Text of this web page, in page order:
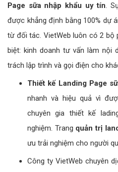
Page sữa nhập khẩu uy tín.
được khẳng định bằng 100% dự
từ đối tác. VietWeb luôn có 2 bộ
biệt: kinh doanh tư vấn làm nội
trách lập trình và gọi điện cho
Thiết kế Landing Page
nhanh và hiệu quả vì
chuyên gia thiết kế
nghiệm. Trang quản trị
ưu trải nghiệm cho người
Công ty VietWeb chuyên